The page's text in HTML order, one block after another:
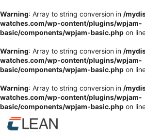
Warning: Array to string conversion in /
watches.com/wp-content/plugins/wpjam-
basic/components/wpjam-basic.php on
Warning: Array to string conversion in /
watches.com/wp-content/plugins/wpjam-
basic/components/wpjam-basic.php on
Warning: Array to string conversion in /
watches.com/wp-content/plugins/wpjam-
basic/components/wpjam-basic.php on